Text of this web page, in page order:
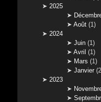
2025
Août (1)
2024
Juin (1)
Avril (1)
Mars (1)
Janvier
2023